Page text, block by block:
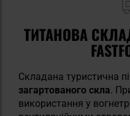
ТИТАНОВА
Складана туристична
загартованого скла.
використання у